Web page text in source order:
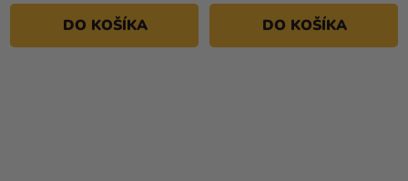
DO KOŠÍKA DO KOŠÍKA